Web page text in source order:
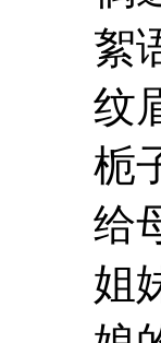
絮语
纹眉
栀子
给母
姐妹